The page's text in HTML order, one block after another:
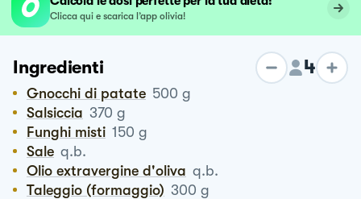
Clicca qui e scarica l’app olivia!
Ingredienti 4
Gnocchi di patate 500 g
Salsiccia 370 g
Funghi misti 150 g
Sale q.b.
Olio extravergine d'oliva q.b.
Taleggio (formaggio) 300 g